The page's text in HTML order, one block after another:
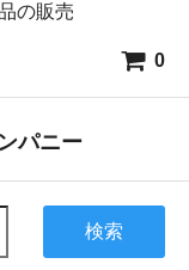
の販売
0
パニー
検索